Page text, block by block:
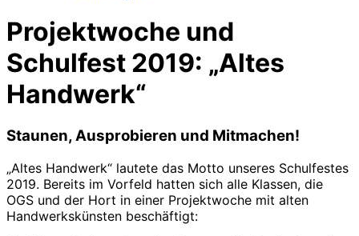
Projektwoche und
Schulfest 2019: „Altes
Handwerk“
Staunen, Ausprobieren und Mitmachen!
„Altes Handwerk“ lautete das Motto unseres Schulfestes
2019. Bereits im Vorfeld hatten sich alle Klassen, die
OGS und der Hort in einer Projektwoche mit alten
Handwerkskünsten beschäftigt: